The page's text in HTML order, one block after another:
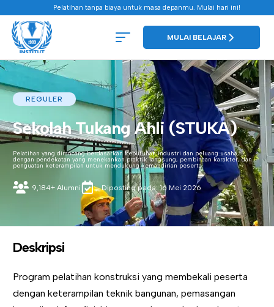
Pelatihan tanpa biaya untuk masa depanmu. Mulai hari ini!
MULAI BELAJAR
REGULER
Sekolah Tukang Ahli (STUKA)
Pelatihan yang dirancang berdasarkan kebutuhan industri dan peluang usaha,
dengan pendekatan yang menekankan praktik langsung, pembinaan karakter, dan
penguatan keterampilan untuk mendukung kemandirian peserta.
9,184+ Alumni Diposting pada: 16 Mei 2026
Deskripsi
Program pelatihan konstruksi yang membekali peserta
dengan keterampilan teknik bangunan, pemasangan